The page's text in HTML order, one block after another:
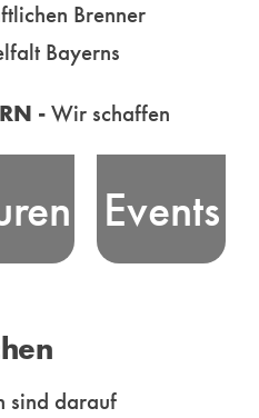
Brenner
Bayerns
- Wir schaffen
unseren
die
Bayerns
Events
Edelbrand-Kultur
Bayern! Wir
vermitteln und
Genussmenschen.
sind darauf